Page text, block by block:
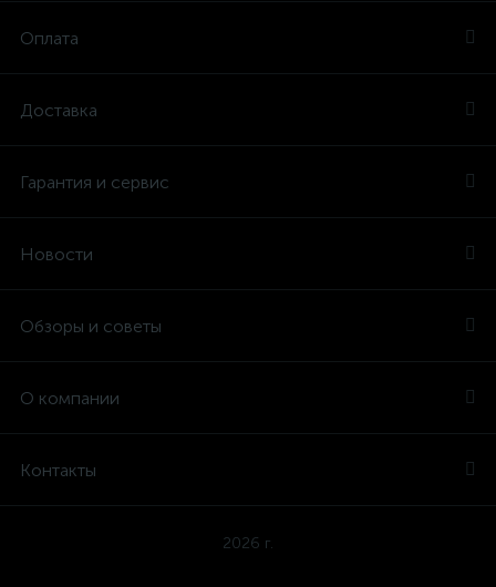
Оплата
Доставка
Гарантия и сервис
Новости
Обзоры и советы
О компании
Контакты
2026 г.